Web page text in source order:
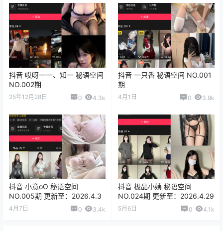
抖音 哎呀一一、知一 秘语空间
NO.002期
25年12月28日 0 4.3k
抖音 一只香 秘语空间 NO.001
期
4月1日 0 3.9k
抖音 小意oO 秘语空间
NO.005期 更新至：2026.4.3
4月7日 0 3.4k
抖音 极品小姨 秘语空间
NO.024期 更新至：2026.4.29
5月6日 0 4.1k